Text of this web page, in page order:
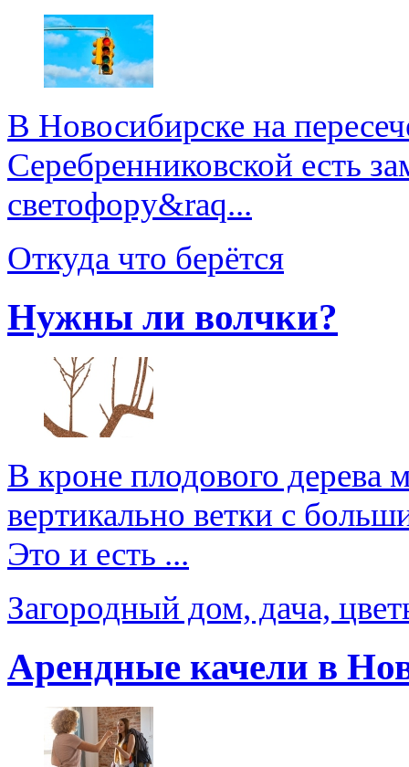
В Новосибирске на
Серебренниковской есть
светофору&raq...
Откуда что берётся
Нужны ли волчки?
В кроне плодового дерева
вертикально ветки с
Это и есть ...
Загородный дом, дача,
Арендные качели в